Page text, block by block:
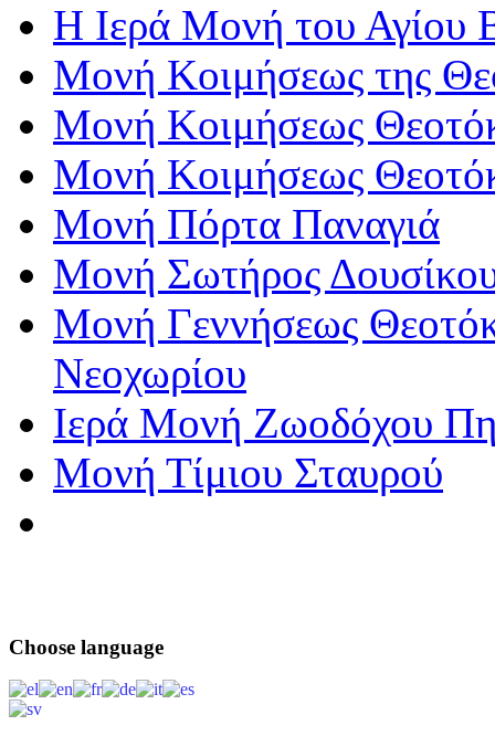
Η Ιερά Μονή του Αγίου
Μονή Κοιμήσεως της
Μονή Κοιμήσεως
Μονή Κοιμήσεως
Μονή Πόρτα Παναγιά
Μονή Σωτήρος
Μονή Γεννήσεως
Νεοχωρίου
Ιερά Μονή Ζωοδόχου
Μονή Τίμιου Σταυρού
Choose language